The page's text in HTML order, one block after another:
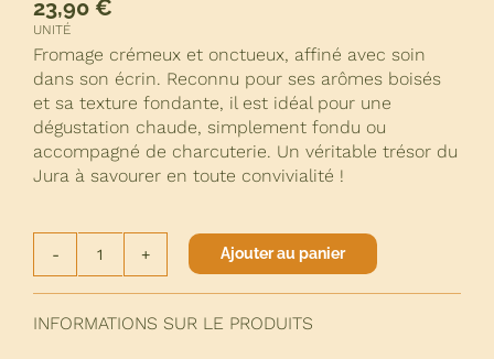
WooCommerce Mon Compte
23,90 €
UNITÉ
Fromage crémeux et onctueux, affiné avec soin
dans son écrin. Reconnu pour ses arômes boisés
et sa texture fondante, il est idéal pour une
dégustation chaude, simplement fondu ou
accompagné de charcuterie. Un véritable trésor du
Jura à savourer en toute convivialité !
quantité
de
GROS
MONT
Ajouter au panier
INFORMATIONS SUR LE PRODUITS